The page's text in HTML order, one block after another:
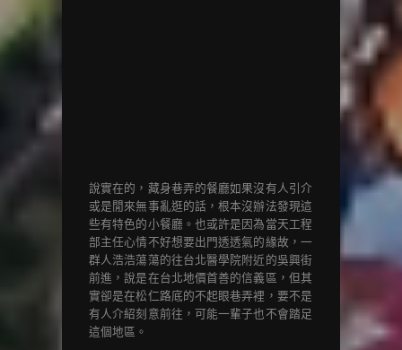
說實在的，藏身巷弄的餐廳如果沒有人引介
或是閒來無事亂逛的話，根本沒辦法發現這
些有特色的小餐廳。也或許是因為當天工程
部主任心情不好想要出門透透氣的緣故，一
群人浩浩蕩蕩的往台北醫學院附近的吳興街
前進，說是在台北地價首善的信義區，但其
實卻是在松仁路底的不起眼巷弄裡，要不是
有人介紹刻意前往，可能一輩子也不會踏足
這個地區。